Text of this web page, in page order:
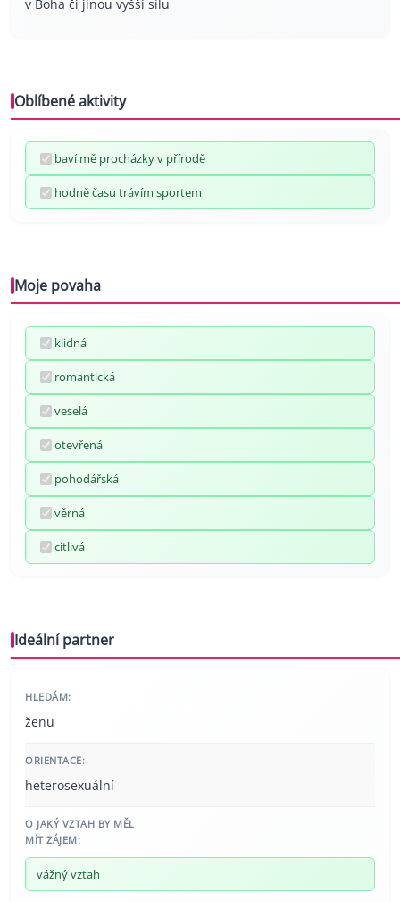
v Boha či jinou vyšší sílu
Oblíbené aktivity
baví mě procházky v přírodě
hodně času trávím sportem
Moje povaha
klidná
romantická
veselá
otevřená
pohodářská
věrná
citlivá
Ideální partner
HLEDÁM:
ženu
ORIENTACE:
heterosexuální
O JAKÝ VZTAH BY MĚL
MÍT ZÁJEM:
vážný vztah